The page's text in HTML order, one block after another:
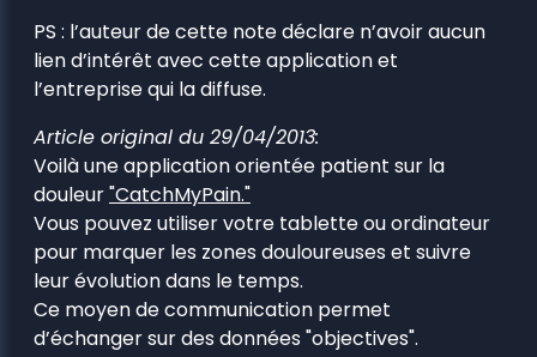
PS : l’auteur de cette note déclare n’avoir aucun
lien d’intérêt avec cette application et
l’entreprise qui la diffuse.
Article original du 29/04/2013:
Voilà une application orientée patient sur la
douleur"CatchMyPain."
Vous pouvez utiliser votre tablette ou ordinateur
pour marquer les zones douloureuses et suivre
leur évolution dans le temps.
Ce moyen de communication permet
d’échanger sur des données "objectives".